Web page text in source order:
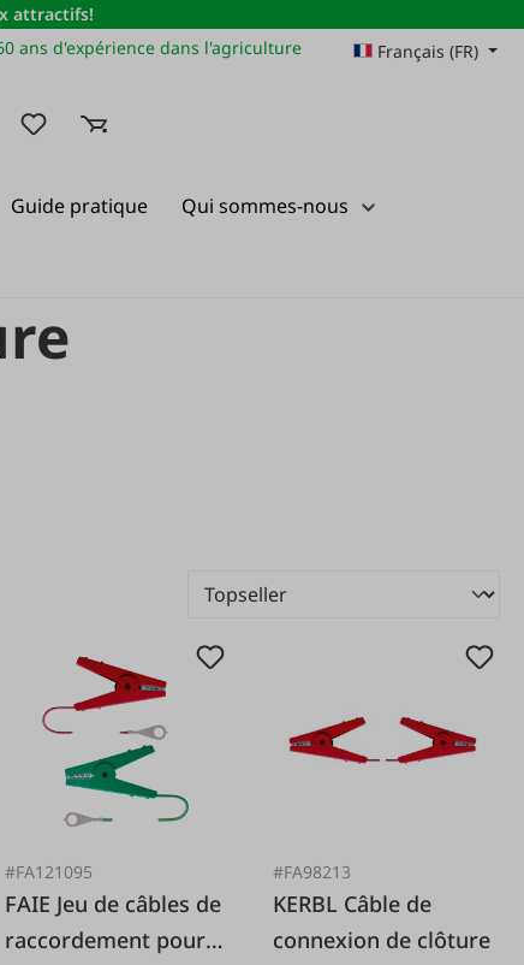
attractifs!
ans d'expérience dans l'agriculture Français (FR)
Vous avez 0 articles dans votre liste de souhaits
Guide pratique Qui sommes-nous
#FA121095
FAIE Jeu de câbles de
raccordement pour
#FA98213
KERBL Câble de
connexion de clôture